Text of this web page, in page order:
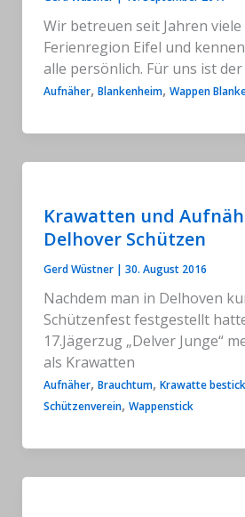
Wir betreuen seit Jahren
Ferienregion Eifel und
alle persönlich. Für uns ist der
Aufnäher, Blankenheim, Wappen
Krawatten und
Delhover Schützen
Gerd Wüstner | 30. August 2016
Nachdem man in Delhoven
Schützenfest festgestellt
17.Jägerzug „Delver Junge“
als Krawatten
Aufnäher, Brauchtum, Krawatte
Schützenverein, Wappenstick